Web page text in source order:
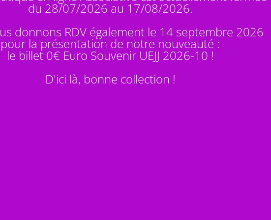
du 28/07/2026 au 17/08/2026.
donnons RDV également le 14 septembre 2026
pour la présentation de notre nouveauté :
le billet 0€ Euro Souvenir UEJJ 2026-10 !
D'ici là, bonne collection !